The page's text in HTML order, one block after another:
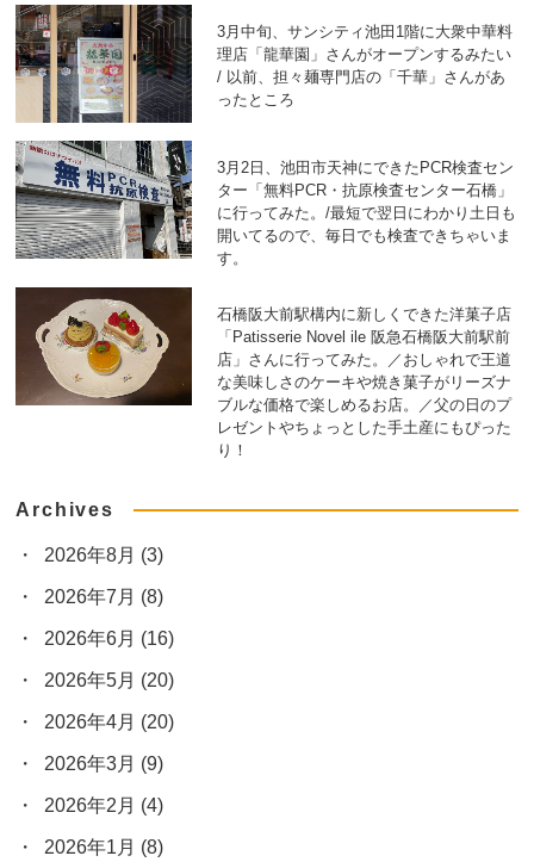
3月中旬、サンシティ池田1階に大衆中華料
理店「龍華園」さんがオープンするみたい
/ 以前、担々麺専門店の「千華」さんがあ
ったところ
3月2日、池田市天神にできたPCR検査セン
ター「無料PCR・抗原検査センター石橋」
に行ってみた。/最短で翌日にわかり土日も
開いてるので、毎日でも検査できちゃいま
す。
石橋阪大前駅構内に新しくできた洋菓子店
「Patisserie Novel ile 阪急石橋阪大前駅前
店」さんに行ってみた。／おしゃれで王道
な美味しさのケーキや焼き菓子がリーズナ
ブルな価格で楽しめるお店。／父の日のプ
レゼントやちょっとした手土産にもぴった
り！
Archives
2026年8月 (3)
2026年7月 (8)
2026年6月 (16)
2026年5月 (20)
2026年4月 (20)
2026年3月 (9)
2026年2月 (4)
2026年1月 (8)